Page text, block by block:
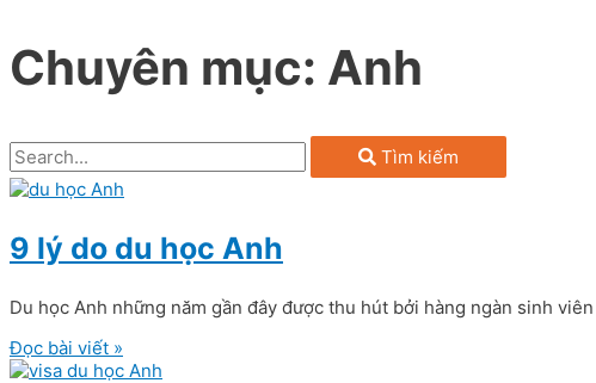
Chuyên mục: Anh
Tìm kiếm
9 lý do du học Anh
Du học Anh những năm gần đây được thu hút bởi hàng ngàn sinh
Đọc bài viết »